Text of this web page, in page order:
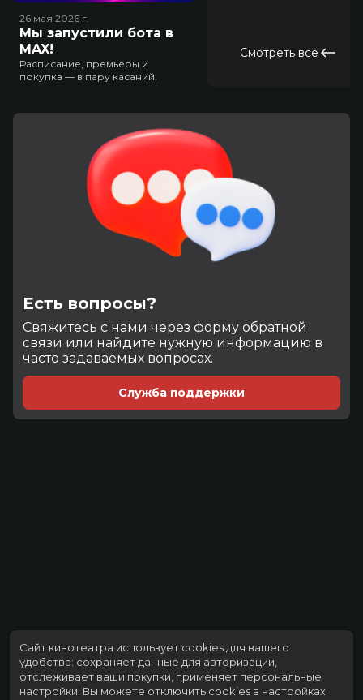
26 мая 2026 г.
Мы запустили бота в
MAX!
Расписание, премьеры и
покупка — в пару касаний.
Смотреть все
Есть вопросы?
Cвяжитесь с нами через форму обратной
связи или найдите нужную информацию в
часто задаваемых вопросах.
Служба поддержки
Сайт кинотеатра использует cookies для вашего
удобства: сохраняет данные для авторизации,
отслеживает ваши покупки, применяет персональные
настройки. Вы можете отключить cookies в настройках